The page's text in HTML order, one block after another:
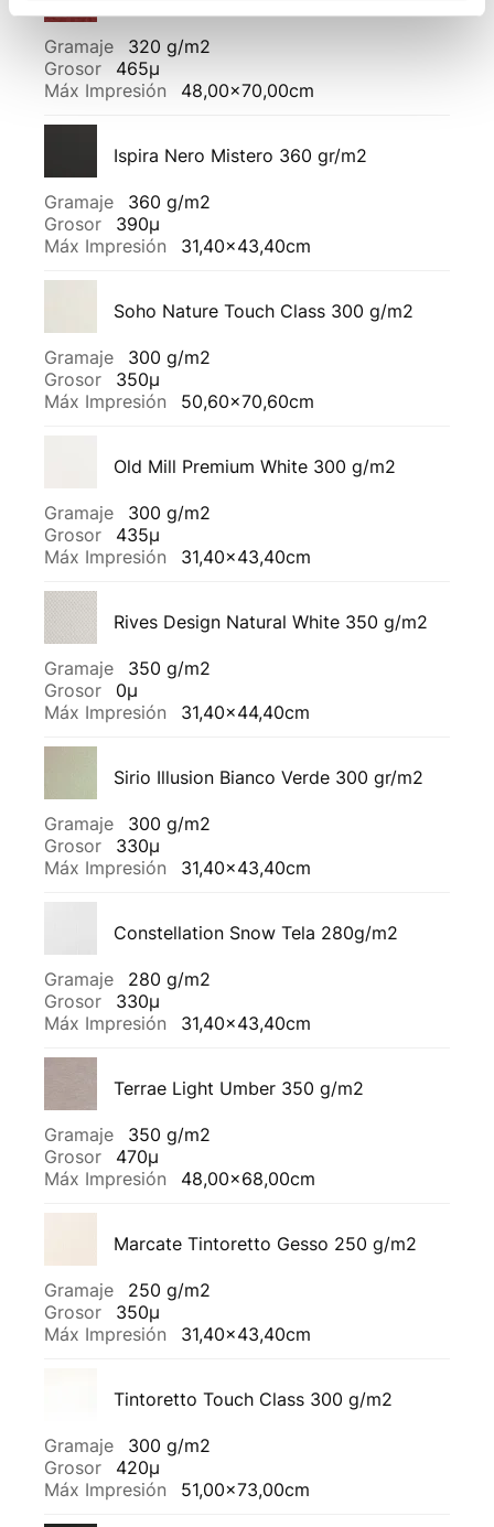
Gramaje
320 g/m2
Grosor
465µ
Máx Impresión
48,00x70,00cm
Ispira Nero Mistero 360 gr/m2
Gramaje
360 g/m2
Grosor
390µ
Máx Impresión
31,40x43,40cm
Soho Nature Touch Class 300 g/m2
Gramaje
300 g/m2
Grosor
350µ
Máx Impresión
50,60x70,60cm
Old Mill Premium White 300 g/m2
Gramaje
300 g/m2
Grosor
435µ
Máx Impresión
31,40x43,40cm
Rives Design Natural White 350 g/m2
Gramaje
350 g/m2
Grosor
0µ
Máx Impresión
31,40x44,40cm
Sirio Illusion Bianco Verde 300 gr/m2
Gramaje
300 g/m2
Grosor
330µ
Máx Impresión
31,40x43,40cm
Constellation Snow Tela 280g/m2
Gramaje
280 g/m2
Grosor
330µ
Máx Impresión
31,40x43,40cm
Terrae Light Umber 350 g/m2
Gramaje
350 g/m2
Grosor
470µ
Máx Impresión
48,00x68,00cm
Marcate Tintoretto Gesso 250 g/m2
Gramaje
250 g/m2
Grosor
350µ
Máx Impresión
31,40x43,40cm
Tintoretto Touch Class 300 g/m2
Gramaje
300 g/m2
Grosor
420µ
Máx Impresión
51,00x73,00cm